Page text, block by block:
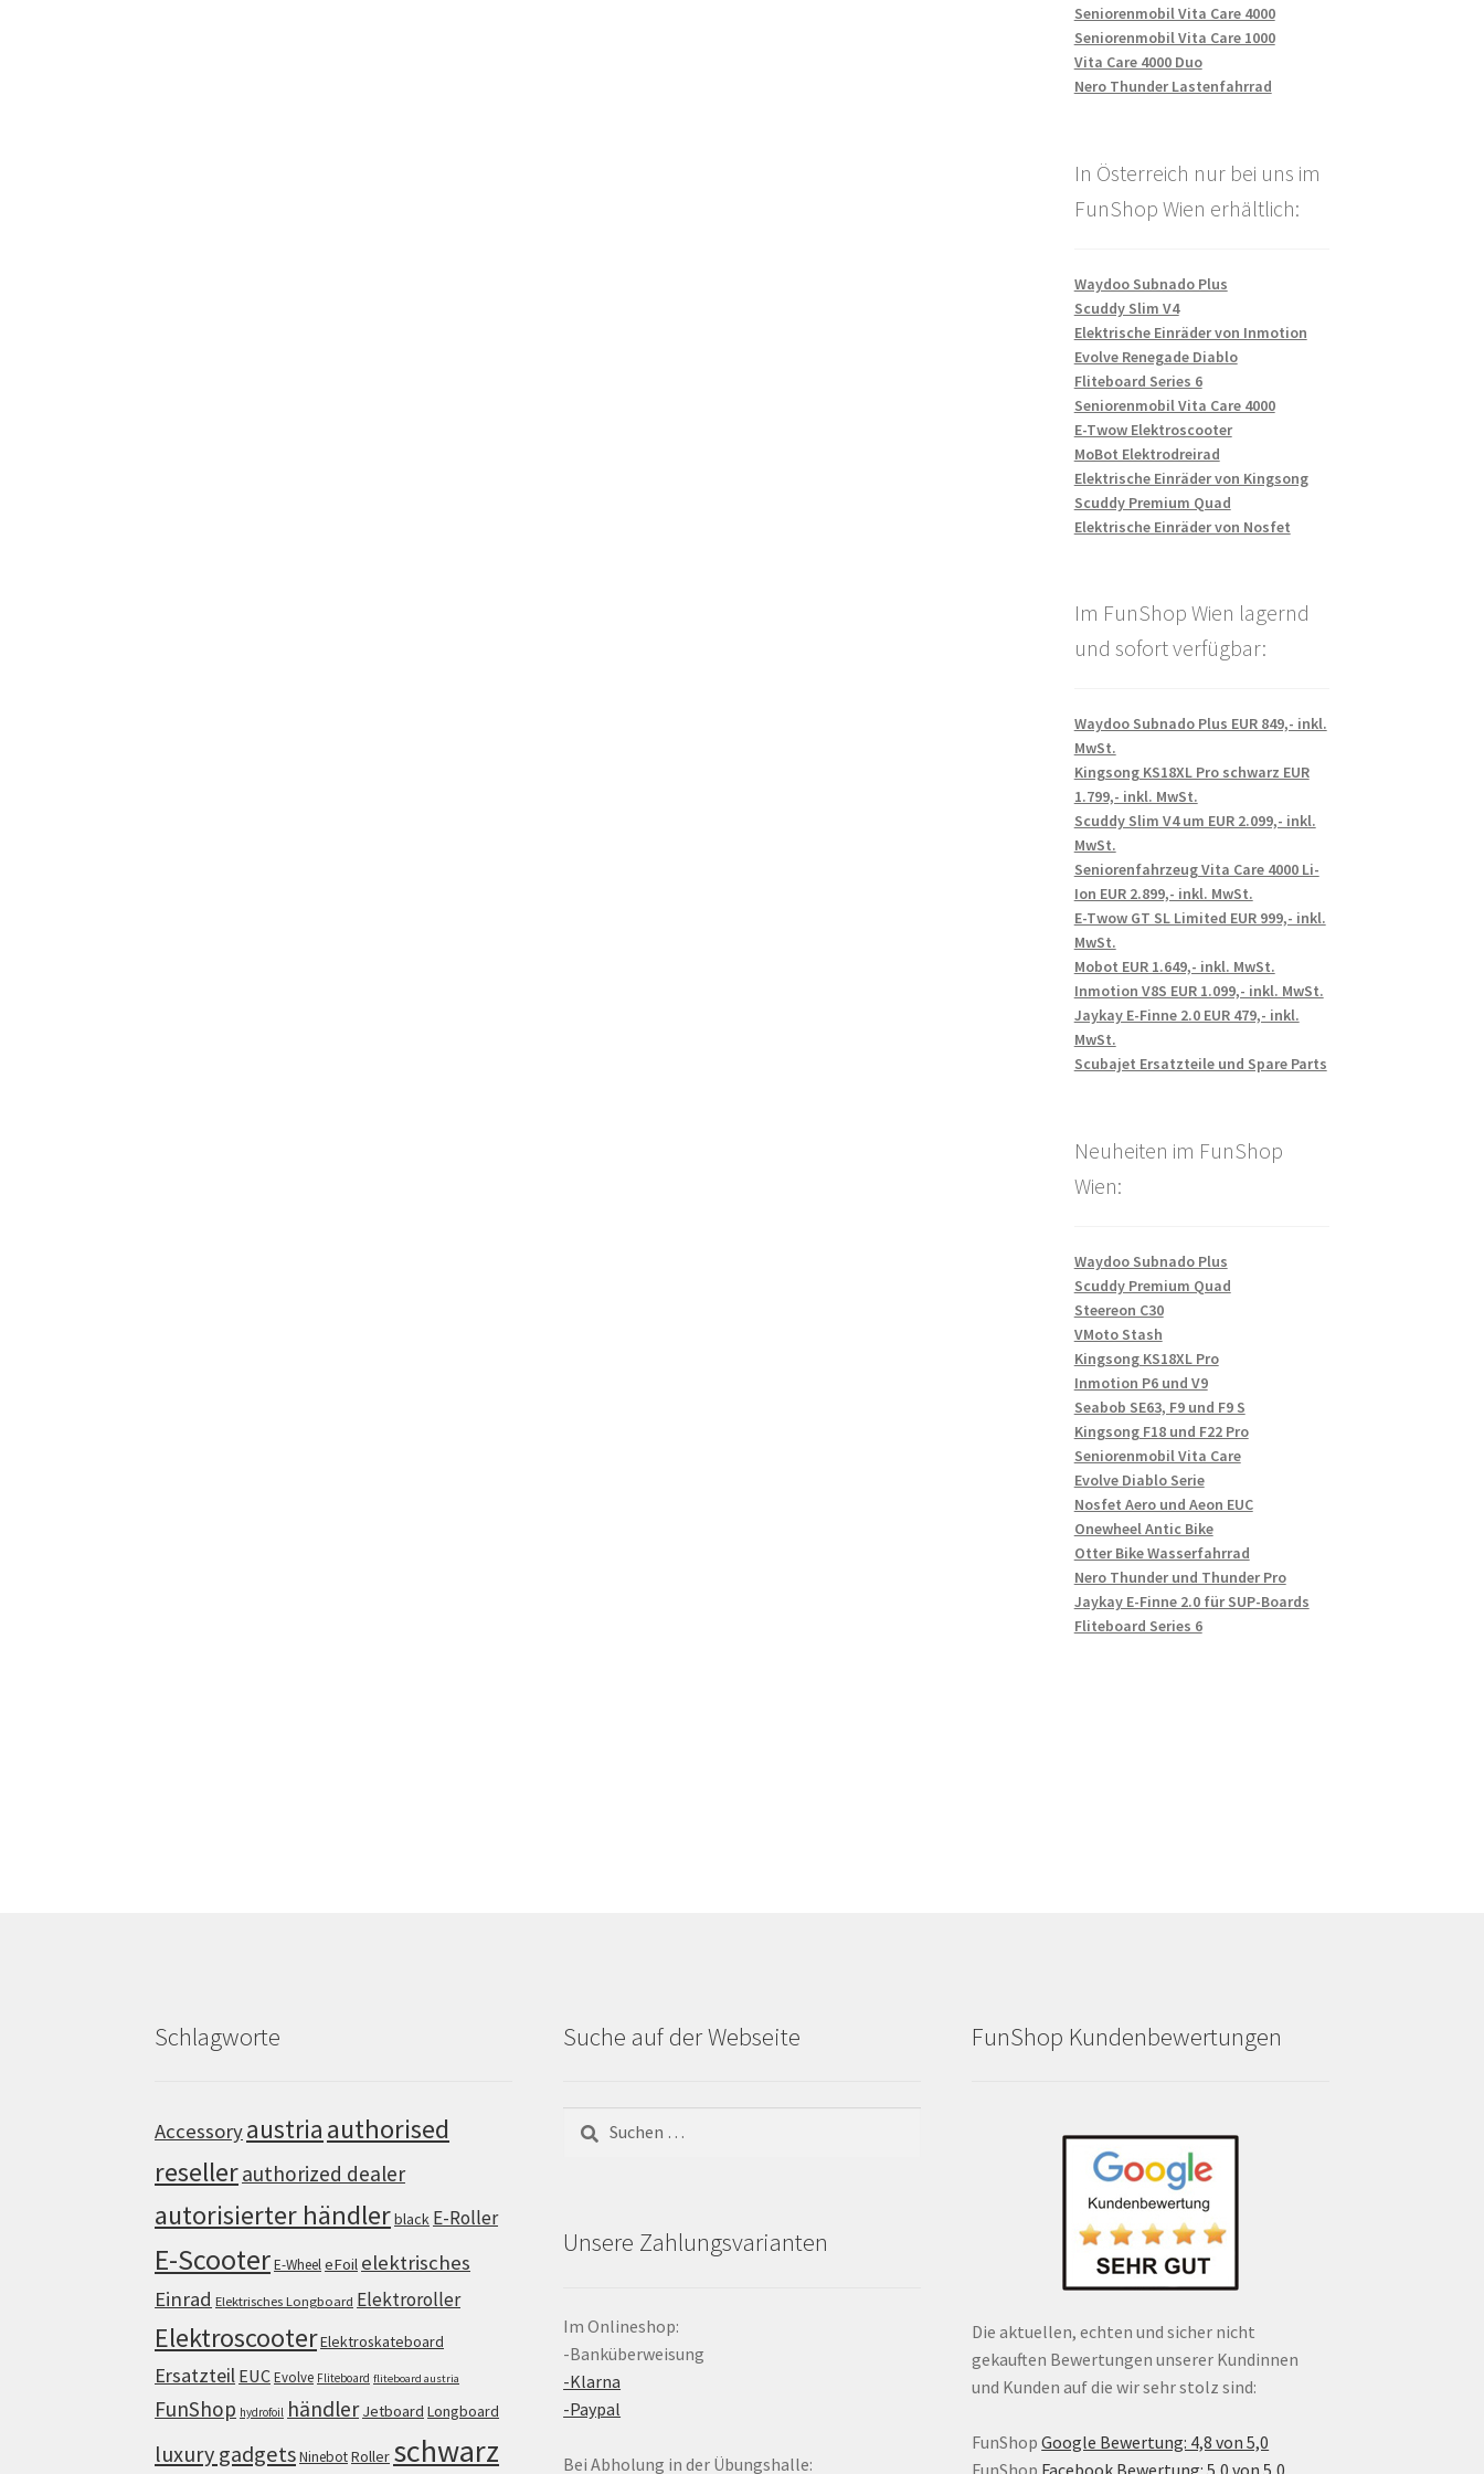
Seniorenmobil Vita Care 4000
Seniorenmobil Vita Care 1000
Vita Care 4000 Duo
Nero Thunder Lastenfahrrad
In Österreich nur bei uns im
FunShop Wien erhältlich:
Waydoo Subnado Plus
Scuddy Slim V4
Elektrische Einräder von Inmotion
Evolve Renegade Diablo
Fliteboard Series 6
Seniorenmobil Vita Care 4000
E-Twow Elektroscooter
MoBot Elektrodreirad
Elektrische Einräder von Kingsong
Scuddy Premium Quad
Elektrische Einräder von Nosfet
Im FunShop Wien lagernd
und sofort verfügbar:
Waydoo Subnado Plus EUR 849,- inkl.
MwSt.
Kingsong KS18XL Pro schwarz EUR
1.799,- inkl. MwSt.
Scuddy Slim V4 um EUR 2.099,- inkl.
MwSt.
Seniorenfahrzeug Vita Care 4000 Li-
Ion EUR 2.899,- inkl. MwSt.
E-Twow GT SL Limited EUR 999,- inkl.
MwSt.
Mobot EUR 1.649,- inkl. MwSt.
Inmotion V8S EUR 1.099,- inkl. MwSt.
Jaykay E-Finne 2.0 EUR 479,- inkl.
MwSt.
Scubajet Ersatzteile und Spare Parts
Neuheiten im FunShop
Wien:
Waydoo Subnado Plus
Scuddy Premium Quad
Steereon C30
VMoto Stash
Kingsong KS18XL Pro
Inmotion P6 und V9
Seabob SE63, F9 und F9 S
Kingsong F18 und F22 Pro
Seniorenmobil Vita Care
Evolve Diablo Serie
Nosfet Aero und Aeon EUC
Onewheel Antic Bike
Otter Bike Wasserfahrrad
Nero Thunder und Thunder Pro
Jaykay E-Finne 2.0 für SUP-Boards
Fliteboard Series 6
Schlagworte
Accessoryaustria authorised
resellerauthorized dealer
autorisierter händlerblack E-Roller
E-ScooterE-WheeleFoil elektrisches
Einrad Elektrisches Longboard Elektroroller
ElektroscooterElektroskateboard
Ersatzteil EUCEvolve Fliteboard fliteboard austria
FunShop hydrofoil händler Jetboard Longboard
luxury gadgetsNinebotRoller schwarz
Suche auf der Webseite
nach:
Unsere Zahlungsvarianten
Im Onlineshop:
-Banküberweisung
-Klarna
-Paypal
Bei Abholung in der Übungshalle:
FunShop Kundenbewertungen
Die aktuellen, echten und sicher nicht
gekauften Bewertungen unserer Kundinnen
und Kunden auf die wir sehr stolz sind:
FunShop Google Bewertung: 4,8 von 5,0
FunShop Facebook Bewertung: 5,0 von 5,0